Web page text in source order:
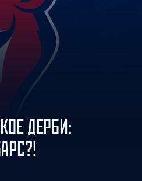
ДЕРБИ: